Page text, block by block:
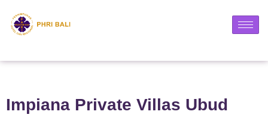
Impiana Private Villas Ubud